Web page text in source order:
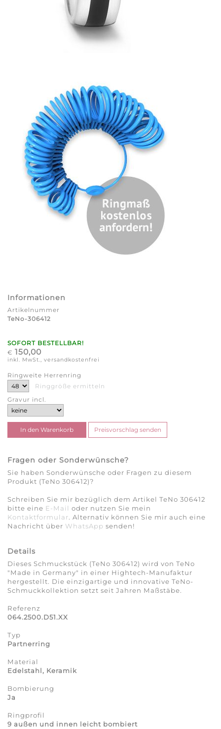
Informationen
Artikelnummer
TeNo-306412
SOFORT BESTELLBAR!
€ 150,00
inkl. MwSt., versandkostenfrei
Ringweite Herrenring
Ringgröße ermitteln
Gravur incl.
Fragen oder Sonderwünsche?
Sie haben Sonderwünsche oder Fragen zu diesem
Produkt (TeNo 306412)?
Schreiben Sie mir bezüglich dem Artikel TeNo 306412
bitte eine E-Mail oder nutzen Sie mein
Kontaktformular. Alternativ können Sie mir auch eine
Nachricht über WhatsApp senden!
Details
Dieses Schmuckstück (TeNo 306412) wird von TeNo
"Made in Germany" in einer Hightech-Manufaktur
hergestellt. Die einzigartige und innovative TeNo-
Schmuckkollektion setzt seit Jahren Maßstäbe.
Referenz
064.2500.D51.XX
Typ
Partnerring
Material
Edelstahl, Keramik
Bombierung
Ja
Ringprofil
9 außen und innen leicht bombiert